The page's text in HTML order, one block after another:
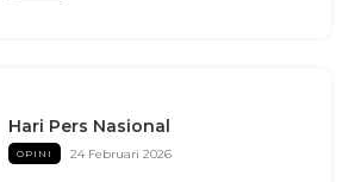
Hari Pers Nasional
OPINI 24 Februari 2026